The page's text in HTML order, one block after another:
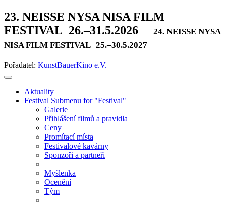
23. NEISSE NYSA NISA FILM
FESTIVAL 26.–31.5.2026
24. NEISSE NYSA
NISA FILM FESTIVAL 25.–30.5.2027
Pořadatel: KunstBauerKino e.V.
Aktuality
Festival Submenu for "Festival"
Galerie
Přihlášení filmů a pravidla
Ceny
Promítací místa
Festivalové kavárny
Sponzoři a partneři
Myšlenka
Ocenění
Tým